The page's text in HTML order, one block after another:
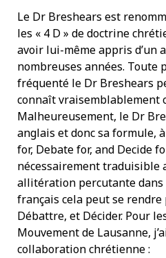
Le Dr Breshears est
les « 4 D » de doctrine
avoir lui-même appris d’un
nombreuses années. Toute
fréquenté le Dr Breshears
connaît vraisemblablement
Malheureusement, le Dr
anglais et donc sa formule,
for, Debate for, and Decide
nécessairement traduisible
allitération percutante dans
français cela peut se rendre
Débattre, et Décider. Pour
Mouvement de Lausanne,
collaboration chrétienne :